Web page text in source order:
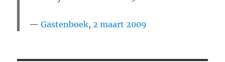
Gastenboek,2 maart 2009